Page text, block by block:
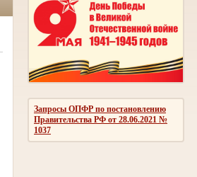
Запросы ОПФР по постановлению
Правительства РФ от 28.06.2021 №
1037